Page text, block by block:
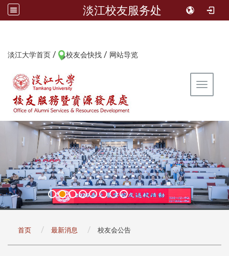
淡江校友服务处
淡江大学首页 / 校友会快找 / 网站导览
Toggle
首页 最新消息 校友会公告